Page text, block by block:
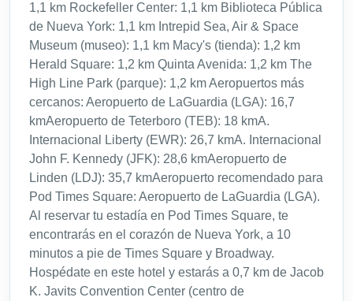
1,1 km Rockefeller Center: 1,1 km Biblioteca Pública
de Nueva York: 1,1 km Intrepid Sea, Air & Space
Museum (museo): 1,1 km Macy's (tienda): 1,2 km
Herald Square: 1,2 km Quinta Avenida: 1,2 km The
High Line Park (parque): 1,2 km Aeropuertos más
cercanos: Aeropuerto de LaGuardia (LGA): 16,7
kmAeropuerto de Teterboro (TEB): 18 kmA.
Internacional Liberty (EWR): 26,7 kmA. Internacional
John F. Kennedy (JFK): 28,6 kmAeropuerto de
Linden (LDJ): 35,7 kmAeropuerto recomendado para
Pod Times Square: Aeropuerto de LaGuardia (LGA).
Al reservar tu estadía en Pod Times Square, te
encontrarás en el corazón de Nueva York, a 10
minutos a pie de Times Square y Broadway.
Hospédate en este hotel y estarás a 0,7 km de Jacob
K. Javits Convention Center (centro de